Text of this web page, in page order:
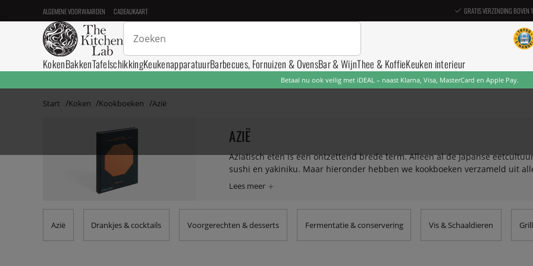
ALGEMENE VOORWAARDEN CADEAUKAART GRATIS VERZENDING BOVEN
KokenBakkenTafelschikkingKeukenapparatuurBarbecues, Fornuizen & OvensBar & WijnThee & KoffieKeuken interieur
Betaal nu ook veilig met iDEAL – naast Klarna, Visa, MasterCard en Apple Pay.
Start Koken Kookboeken Azië
AZIË
Aziatisch eten is een ontzettend brede term. Alleen al de Japanse
sushi en yakiniku. Maar hieronder hebben we kookboeken verzameld uit
en Thailand.
Azië Drankjes & cocktails Voorgerechten & desserts Fermentatie & conservering Vis & Schaaldieren